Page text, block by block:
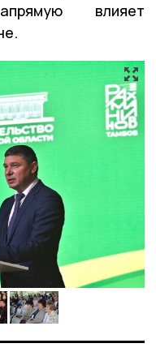
влияет